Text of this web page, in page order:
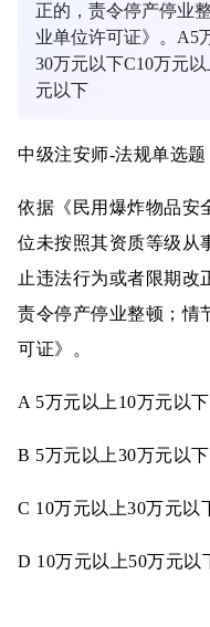
正的，责令停产停业
业单位许可证》。A5
30万元以下C10万元
元以下
中级注安师-法规单选题
依据《民用爆炸物品安
位未按照其资质等级从
止违法行为或者限期改
责令停产停业整顿；情
可证》。
A 5万元以上10万元以下
B 5万元以上30万元以下
C 10万元以上30万元以
D 10万元以上50万元以